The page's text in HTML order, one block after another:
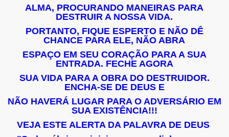
ALMA, PROCURANDO MANEIRAS PARA
DESTRUIR A NOSSA VIDA.
PORTANTO, FIQUE ESPERTO E NÃO DÊ
CHANCE PARA ELE, NÃO ABRA
ESPAÇO EM SEU CORAÇÃO PARA A SUA
ENTRADA. FECHE AGORA
SUA VIDA PARA A OBRA DO DESTRUIDOR.
ENCHA-SE DE DEUS E
NÃO HAVERÁ LUGAR PARA O ADVERSÁRIO EM
SUA EXISTÊNCIA!!!
VEJA ESTE ALERTA DA PALAVRA DE DEUS